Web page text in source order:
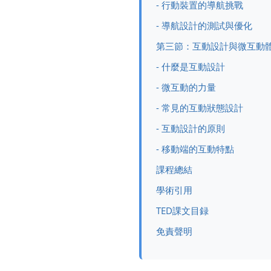
- 行動裝置的導航挑戰
- 導航設計的測試與優化
第三節：互動設計與微互動
- 什麼是互動設計
- 微互動的力量
- 常見的互動狀態設計
- 互動設計的原則
- 移動端的互動特點
課程總結
學術引用
TED課文目録
免責聲明